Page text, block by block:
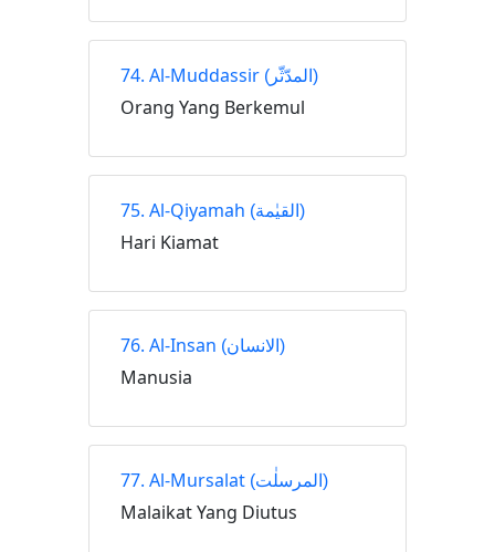
74. Al-Muddassir (المدّثّر)
Orang Yang Berkemul
75. Al-Qiyamah (القيٰمة)
Hari Kiamat
76. Al-Insan (الانسان)
Manusia
77. Al-Mursalat (المرسلٰت)
Malaikat Yang Diutus